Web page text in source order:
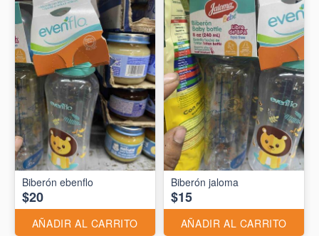
Biberón ebenflo
$20
AÑADIR AL CARRITO
Biberón jaloma
$15
AÑADIR AL CARRITO